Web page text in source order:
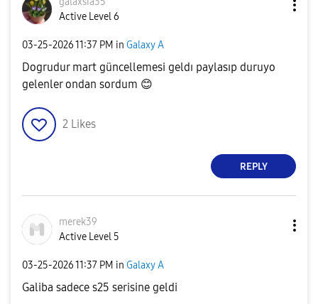
Active Level 6
‎03-25-202611:37 PM in Galaxy A
Dogrudur mart güncellemesi geldı paylasıp duruyo
gelenler ondan sordum 😊
2 Likes
REPLY
merek39
Active Level 5
‎03-25-202611:37 PM in Galaxy A
Galiba sadece s25 serisine geldi